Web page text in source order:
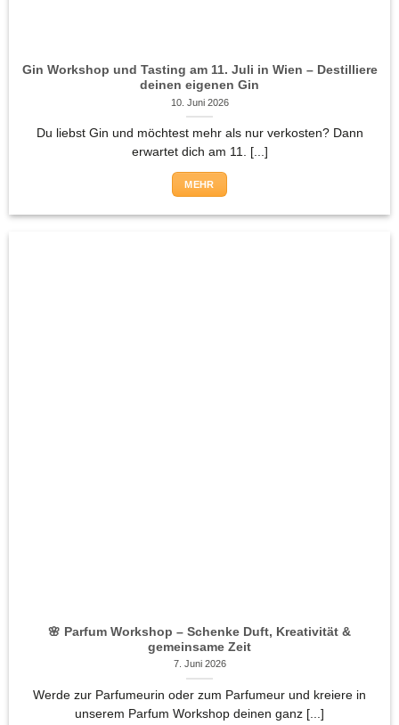
Gin Workshop und Tasting am 11. Juli in Wien – Destilliere
deinen eigenen Gin
10. Juni 2026
Du liebst Gin und möchtest mehr als nur verkosten? Dann
erwartet dich am 11. [...]
MEHR
🌸 Parfum Workshop – Schenke Duft, Kreativität &
gemeinsame Zeit
7. Juni 2026
Werde zur Parfumeurin oder zum Parfumeur und kreiere in
unserem Parfum Workshop deinen ganz [...]